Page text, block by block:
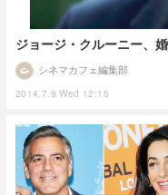
ジョージ・クルーニー、
2014.7.9 Wed 12:15
シネマカフェ編集部